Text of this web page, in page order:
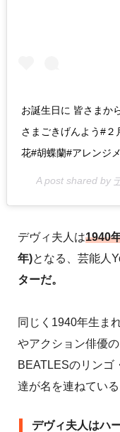
お誕生日に 皆さまか
さまごきげんよう#２
花#胡蝶蘭#アレンジ
A post shared by
デヴィ夫人は1940
年)となる、芸能人
ターだ。
同じく1940年生ま
やアクション俳優
BEATLESのリンゴ
達が名を連ねている
デヴィ夫人はハ